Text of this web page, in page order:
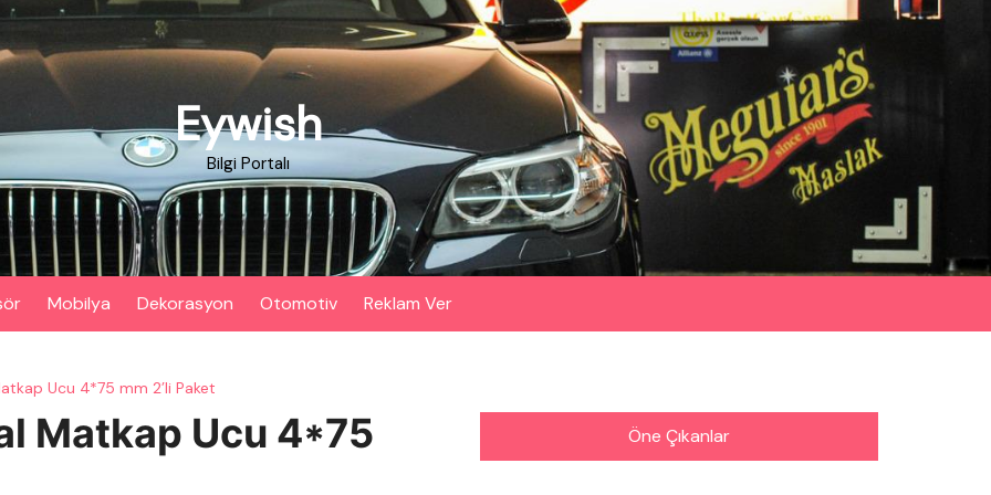
Eywish
Bilgi Portalı
Mobilya Dekorasyon Otomotiv Reklam Ver
Ucu 4*75 mm 2’li Paket
Matkap Ucu 4*75
Öne Çıkanlar